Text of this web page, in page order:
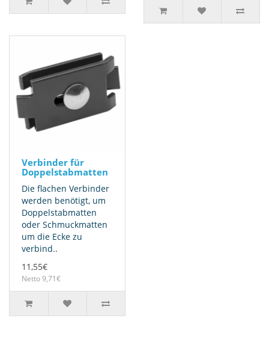
Verbinder für
Doppelstabmatten
Die flachen Verbinder
werden benötigt, um
Doppelstabmatten
oder Schmuckmatten
um die Ecke zu
verbind..
11,55€
Netto 9,71€